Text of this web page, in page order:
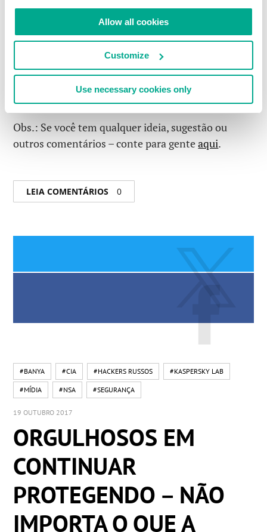
Allow all cookies
Customize
Use necessary cookies only
planos para nos tornarmos ainda mais
transparentes – tão transparentes quanto o ar (e
sem piadas, por favor, sobre a poluição ou
fumaceiros das grandes cidades.). Nós estamos
apenas dando o pontapé inicial desse projeto, mas
vamos dividir constantemente com você as
novidades pelo caminho. Fique ligado…
Obs.: Se você tem qualquer ideia, sugestão ou
outros comentários – conte para genteaqui.
LEIA COMENTÁRIOS 0
#BANYA #CIA #HACKERS RUSSOS #KASPERSKY LAB
#MÍDIA #NSA #SEGURANÇA
19 OUTUBRO 2017
ORGULHOSOS EM
CONTINUAR
PROTEGENDO – NÃO
IMPORTA O QUE A